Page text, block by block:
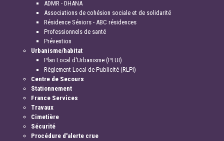
ADMR - DHANA
Associations de cohésion sociale et de solidarité
Résidence Séniors - ABC résidences
Professionnels de santé
Prévention
Urbanisme/habitat
Plan Local d'Urbanisme (PLUI)
Règlement Local de Publicité (RLPI)
Centre de Secours
Stationnement
France Services
Travaux
Cimetière
Sécurité
Procédure d'alerte crue